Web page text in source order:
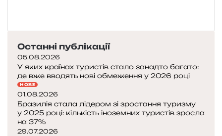
Останні публікації
05.08.2026
У яких країнах туристів стало занадто багато:
де вже вводять нові обмеження у 2026 році
НОВЕ
01.08.2026
Бразилія стала лідером зі зростання туризму
у 2025 році: кількість іноземних туристів зросла
на 37%
29.07.2026